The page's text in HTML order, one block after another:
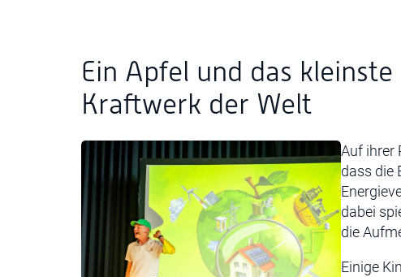
Ein Apfel und das kleinste
Kraftwerk der Welt
Auf ihrer
dass die
dabei
die
Einige